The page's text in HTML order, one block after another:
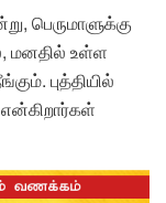
பெருமாளுக்கு
மனதில் உள்ள
புத்தியில்
என்கிறார்கள்